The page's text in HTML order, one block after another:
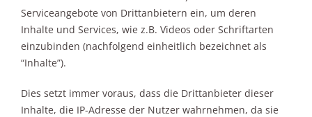
Serviceangebote von Drittanbietern ein, um deren
Inhalte und Services, wie z.B. Videos oder Schriftarten
einzubinden (nachfolgend einheitlich bezeichnet als
“Inhalte”).
Dies setzt immer voraus, dass die Drittanbieter dieser
Inhalte, die IP-Adresse der Nutzer wahrnehmen, da sie